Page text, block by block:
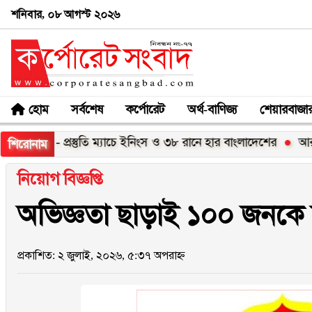
শনিবার, ০৮ আগস্ট ২০২৬
হোম সর্বশেষ কর্পোরেট অর্থ-বাণিজ্য
শিরোনাম
- প্রস্তুতি ম্যাচে ইনিংস ও ৩৮ রানে হার বাংলাদেশের আরামকো
নিয়োগ বিজ্ঞপ্তি
অভিজ্ঞতা ছাড়াই ১০০ জনকে
প্রকাশিত: ২ জুলাই, ২০২৬, ৫:৩৭ অপরাহ্ন